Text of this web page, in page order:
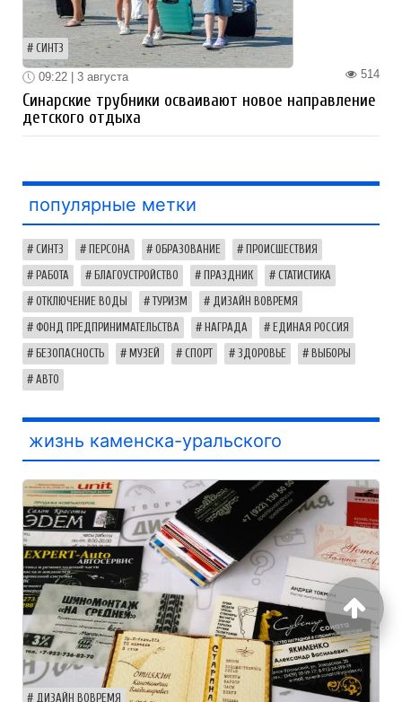
СИНТЗ
514
09:22 | 3 августа
Синарские трубники осваивают новое направление
детского отдыха
популярные метки
СИНТЗ ПЕРСОНА ОБРАЗОВАНИЕ ПРОИСШЕСТВИЯ
РАБОТА БЛАГОУСТРОЙСТВО ПРАЗДНИК СТАТИСТИКА
ОТКЛЮЧЕНИЕ ВОДЫ ТУРИЗМ ДИЗАЙН ВОВРЕМЯ
ФОНД ПРЕДПРИНИМАТЕЛЬСТВА НАГРАДА ЕДИНАЯ РОССИЯ
БЕЗОПАСНОСТЬ МУЗЕЙ СПОРТ ЗДОРОВЬЕ ВЫБОРЫ
АВТО
жизнь каменска-уральского
ДИЗАЙН ВОВРЕМЯ